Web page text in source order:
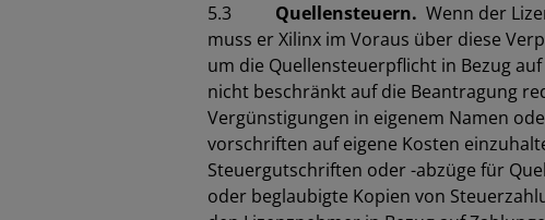
5.3 Quellensteuern. Wenn der
muss er Xilinx im Voraus über diese
um die Quellensteuerpflicht in Bezug
nicht beschränkt auf die Beantragung
Vergünstigungen in eigenem Namen
vorschriften auf eigene Kosten
Steuergutschriften oder -abzüge für
oder beglaubigte Kopien von